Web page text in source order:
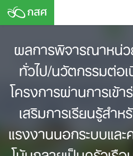
Skip
ผลการพิจารณาหน่ว
ทั่วไป/นวัตกรรมต่อ
โครงการผ่านการเข้
เสริมการเรียนรู้สำ
แรงงานนอกระบบแล